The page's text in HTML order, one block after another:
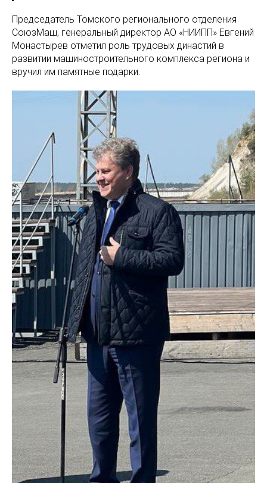
Председатель Томского регионального отделения
СоюзМаш, генеральный директор АО «НИИПП» Евгений
Монастырев отметил роль трудовых династий в
развитии машиностроительного комплекса региона и
вручил им памятные подарки.